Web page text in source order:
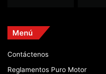
Menú
Contáctenos
Reglamentos Puro Motor